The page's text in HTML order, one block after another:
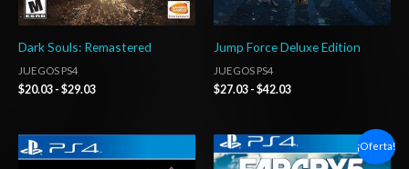
Dark Souls: Remastered
JUEGOS PS4
$20.03 - $29.03
Jump Force Deluxe Edition
JUEGOS PS4
$27.03 - $42.03
Rango
de
¡Oferta!
Rango
de